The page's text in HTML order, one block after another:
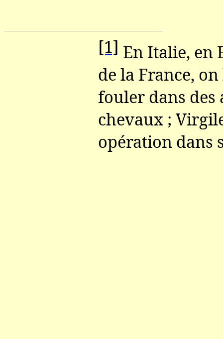
[1] En Italie, en
de la France,
fouler dans des
chevaux ;
opération dans